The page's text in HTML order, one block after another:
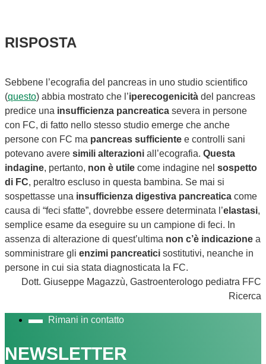
RISPOSTA
Sebbene l’ecografia del pancreas in uno studio scientifico
(questo) abbia mostrato che l’iperecogenicità del pancreas
predice una insufficienza pancreatica severa in persone
con FC, di fatto nello stesso studio emerge che anche
persone con FC ma pancreas sufficiente e controlli sani
potevano avere simili alterazioni all’ecografia. Questa
indagine, pertanto, non è utile come indagine nel sospetto
di FC, peraltro escluso in questa bambina. Se mai si
sospettasse una insufficienza digestiva pancreatica come
causa di “feci sfatte”, dovrebbe essere determinata l’elastasi,
semplice esame da eseguire su un campione di feci. In
assenza di alterazione di quest’ultima non c’è indicazione a
somministrare gli enzimi pancreatici sostitutivi, neanche in
persone in cui sia stata diagnosticata la FC.
Dott. Giuseppe Magazzù, Gastroenterologo pediatra FFC
Ricerca
Rimani in contatto
NEWSLETTER